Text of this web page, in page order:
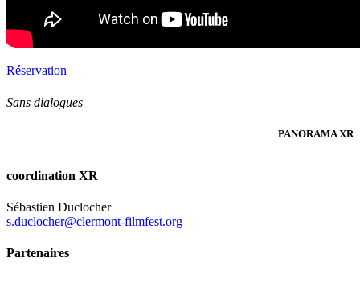
Réservation
Sans dialogues
PANORAMA XR
coordination XR
Sébastien Duclocher
s.duclocher@clermont-filmfest.org
Partenaires